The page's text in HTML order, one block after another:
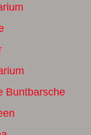
Buntbarsche